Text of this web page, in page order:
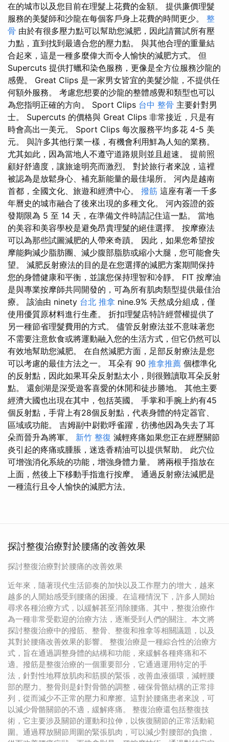
在的城市以及您目前在理髮上花費的金額。 提供廉價理髮
服務的美髮師和沙龍在每個客戶身上花費的時間更少。 整
骨 由於有很多壓力點可以幫助您減肥，因此請嘗試所有壓
力點，直到找到最適合您的壓力點。 與其他合理的重量結
合起來，這是一種多麼偉大而令人愉快的減肥方式。 但
Supercuts 提供打蠟和染色服務，更像是全方位服務沙龍的
感覺。 Great Clips 是一家男女皆宜的美髮沙龍，不提供任
何額外服務。 考慮您想要的沙龍的整體感覺和類型也可以
為您指明正確的方向。 Sport Clips 台中 整骨 主要針對男
士。 Supercuts 的價格與 Great Clips 非常接近，只是有
時會高出一美元。 Sport Clips 每次服務平均多花 4-5 美
元。 與許多其他行業一樣，有機會利用鮮為人知的業務。
尤其如此，因為當地人不遵守道路規則並且超速。 提前照
顧好舒適度，讓旅途明亮而激烈。 對於旅行者來說，這裡
被認為是放鬆身心、補充新能量的最佳場所。 河內是越南
首都，全國文化、旅遊和經濟中心。 撥筋 這座有著一千多
年曆史的城市融合了後來出現的多種文化。 河內簽證的簽
發期限為 5 至 14 天，在準備文件時請記住這一點。 當地
的美容和美容學校是避免昂貴理髮的絕佳選擇。 按摩療法
可以為那些試圖減肥的人帶來奇蹟。 因此，如果您希望按
摩能夠減少脂肪團、減少腹部脂肪或縮小大腿，您可能會失
望。 減肥反射療法的目的是在您選擇的減肥方案期間保持
您的身體健康和平衡，並讓您保持理智和冷靜。 FIT 按摩油
是與專業按摩師共同開發的，可為所有肌肉類型提供最佳治
療。 該油由 ninety 台北 推拿 nine.9% 天然成分組成，僅
使用優質原材料進行生產。 折扣理髮店特許經營權提供了
另一種節省理髮費用的方式。 儘管反射療法並不意味著您
不需要注意飲食或將運動融入您的生活方式，但它仍然可以
有效地幫助您減肥。 在自然減肥方面，足部反射療法是您
可以考慮的最佳方法之一。 耳朵有 90 推拿推薦 個標準化
的反射點，因此如果耳朵反射點太小，則很難讀取耳朵反射
點。 還劍湖是深受遊客喜愛的休閒和徒步勝地。 其他主要
經濟大國也出現在其中，包括英國。 手掌和手腕上約有45
個反射點，手背上有28個反射點，代表身體的特定器官、
區域或功能。 吉姆副中尉歡呼雀躍，彷彿他因為失去了耳
朵而晉升為將軍。 新竹 整復 減輕疼痛如果您正在經歷關節
炎引起的疼痛或腫脹，迷迭香精油可以提供幫助。 此穴位
可增強消化系統的功能，增強身體力量。 將兩根手指放在
上面，然後上下移動手指進行按摩。 通過反射療法減肥是
一種流行且令人愉快的減肥方法。
探討整復治療對於腰痛的改善效果
探討整復治療對於腰痛的改善效果
近年來，隨著現代生活節奏的加快以及工作壓力的增大，越來
越多的人開始感受到腰痛的困擾。在這種情況下，許多人開始
尋求各種治療方式，以緩解甚至消除腰痛。其中，整復治療作
為一種非常受歡迎的治療方法，逐漸受到人們的關注。本文將
探討整復治療中的撥筋、整骨、整復和推拿等相關議題，以及
其對於腰痛改善效果的影響。 整復治療是一種綜合性的治療方
式，旨在通過調整身體的結構和功能，來緩解各種疼痛和不
適。撥筋是整復治療的一個重要部分，它通過運用特定的手
法，針對性地釋放肌肉和筋膜的緊張，改善血液循環，減輕腰
部的壓力。整骨則是針對骨骼的調整，確保骨骼結構的正常排
列，從而減少不正常的壓力和摩擦。這對於腰痛患者來說，可
以減少骨骼關節的不適，緩解疼痛。 整復治療還包括整復技
術，它主要涉及關節的運動和拉伸，以恢復關節的正常活動範
圍。通過釋放關節周圍的緊張肌肉，可以減少對腰部的負擔，